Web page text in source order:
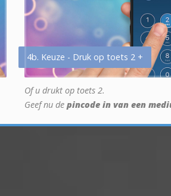
4b. Keuze - Druk op toets 2 +
Of u drukt op toets 2.
Geef nu de pincode in van een